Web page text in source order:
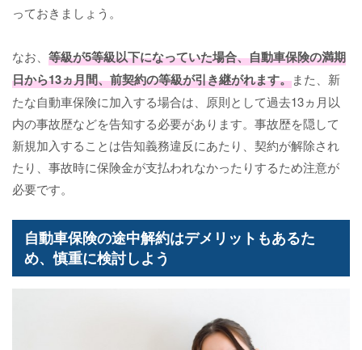
っておきましょう。
なお、 等級が5等級以下になっていた場合、自動車保険の満期
日から13ヵ月間、前契約の等級が引き継がれます。また、新
たな自動車保険に加入する場合は、原則として過去13ヵ月以
内の事故歴などを告知する必要があります。事故歴を隠して
新規加入することは告知義務違反にあたり、契約が解除され
たり、事故時に保険金が支払われなかったりするため注意が
必要です。
自動車保険の途中解約はデメリットもあるた
め、慎重に検討しよう